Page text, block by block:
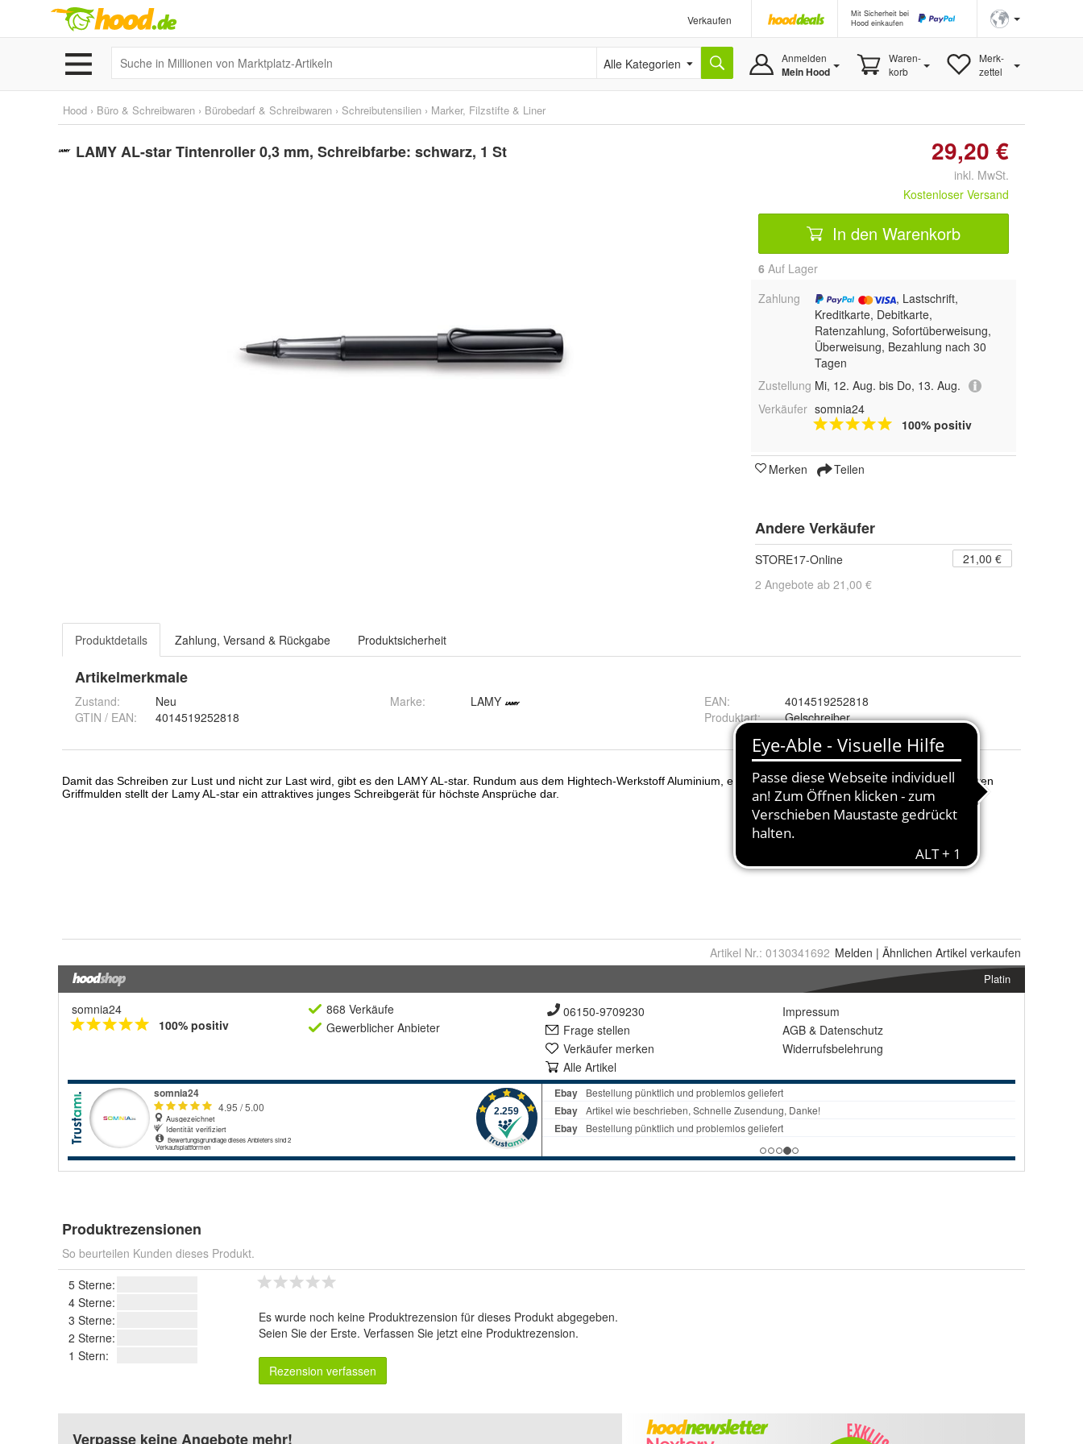
Verkaufen
Mit Sicherheit bei
Hood einkaufen
Alle Kategorien Anmelden
Mein Hood
Waren-
korb
Merk-
zettel
Hood › Büro & Schreibwaren › Bürobedarf & Schreibwaren › Schreibutensilien › Marker, Filzstifte & Liner
LAMY AL-star Tintenroller 0,3 mm, Schreibfarbe: schwarz, 1 St 29,20 €
inkl. MwSt.
Kostenloser Versand
In den Warenkorb
6 Auf Lager
Zahlung
, Lastschrift,
Kreditkarte, Debitkarte,
Ratenzahlung, Sofortüberweisung,
Überweisung, Bezahlung nach 30
Tagen
Zustellung Mi, 12. Aug. bis Do, 13. Aug.
Verkäufer somnia24
100% positiv
Merken Teilen
Andere Verkäufer
STORE17-Online
21,00 €
2 Angebote ab 21,00 €
Produktdetails Zahlung, Versand & Rückgabe Produktsicherheit
Artikelmerkmale
Zustand:
Neu
GTIN / EAN:
4014519252818
Marke: LAMY EAN:
4014519252818
Produktart: Gelschreiber
Artikel Nr.: 0130341692 Melden | Ähnlichen Artikel verkaufen
Platin
somnia24
100% positiv
868 Verkäufe
Gewerblicher Anbieter
06150-9709230
Frage stellen
Verkäufer merken
Alle Artikel
Impressum
AGB & Datenschutz
Widerrufsbelehrung
Produktrezensionen
So beurteilen Kunden dieses Produkt.
5 Sterne:
4 Sterne:
3 Sterne:
2 Sterne:
1 Stern:
Es wurde noch keine Produktrezension für dieses Produkt abgegeben.
Seien Sie der Erste. Verfassen Sie jetzt eine Produktrezension.
Rezension verfassen
Verpasse keine Angebote mehr!